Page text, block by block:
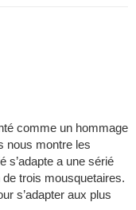
comme un hommage
nous montre les
s’adapte a une sérié
trois mousquetaires.
s’adapter aux plus